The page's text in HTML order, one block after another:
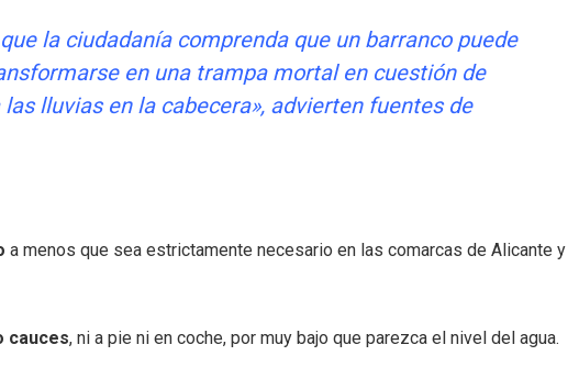
la ciudadanía comprenda que un barranco puede
en una trampa mortal en cuestión de
lluvias en la cabecera», advierten fuentes de
a menos que sea estrictamente necesario en las comarcas de Alicante y
cauces, ni a pie ni en coche, por muy bajo que parezca el nivel del agua.